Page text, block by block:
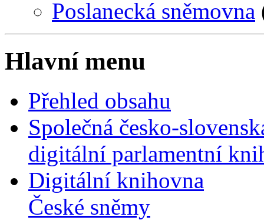
Poslanecká sněmovna
Hlavní menu
Přehled obsahu
Společná česko-
digitální parlamentní
Digitální knihovna
České sněmy